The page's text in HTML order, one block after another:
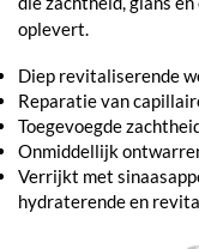
oplevert.
Diep revitaliserende
Reparatie van
Toegevoegde
Onmiddellijk
Verrijkt met
hydraterende en